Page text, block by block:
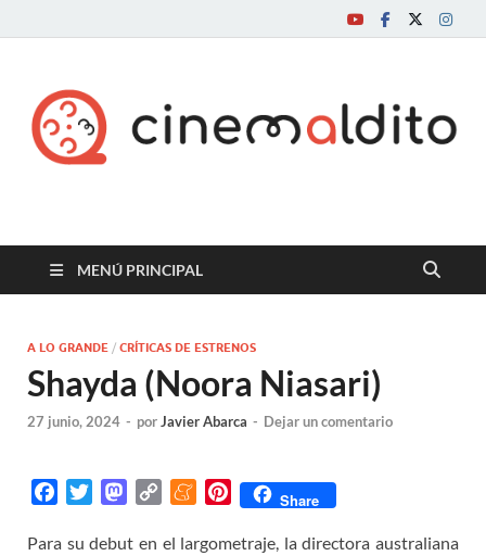
Cine maldito
MENÚ PRINCIPAL
A LO GRANDE / CRÍTICAS DE ESTRENOS
Shayda (Noora Niasari)
27 junio, 2024 - porJavier Abarca - Dejar un comentario
c
i
M
s
p
M
n
P
n
Share
Para su debut en el largometraje, la directora australiana